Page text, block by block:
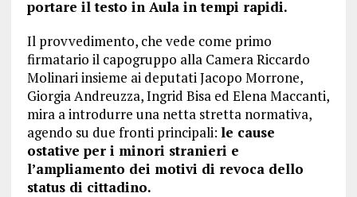
portare il testo in Aula in tempi rapidi.
Il provvedimento, che vede come primo
firmatario il capogruppo alla Camera Riccardo
Molinari insieme ai deputati Jacopo Morrone,
Giorgia Andreuzza, Ingrid Bisa ed Elena Maccanti,
mira a introdurre una netta stretta normativa,
agendo su due fronti principali: le cause
ostative per i minori stranieri e
l’ampliamento dei motivi di revoca dello
status di cittadino.